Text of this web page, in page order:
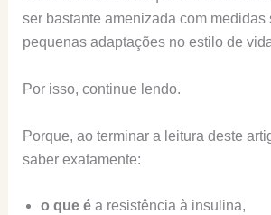
ser bastante amenizada com medidas
pequenas adaptações no estilo de
Por isso, continue lendo.
Porque, ao terminar a leitura deste
saber exatamente:
o que é a resistência à insulina,